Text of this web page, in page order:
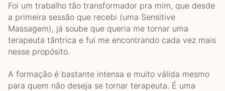
Foi um trabalho tão transformador pra mim, que desde
a primeira sessão que recebi (uma Sensitive
Massagem), já soube que queria me tornar uma
terapeuta tântrica e fui me encontrando cada vez mais
nesse propósito.
A formação é bastante intensa e muito válida mesmo
para quem não deseja se tornar terapeuta. É uma